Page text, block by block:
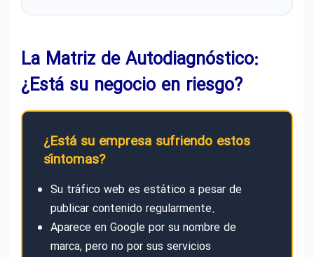
La Matriz de Autodiagnóstico:
¿Está su negocio en riesgo?
¿Está su empresa sufriendo estos
síntomas?
Su tráfico web es estático a pesar de
publicar contenido regularmente.
Aparece en Google por su nombre de
marca, pero no por sus servicios